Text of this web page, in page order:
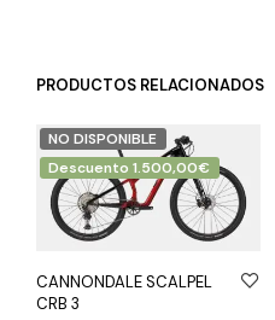
PRODUCTOS RELACIONADOS
NO DISPONIBLE
Descuento 1.500,00€
CANNONDALE SCALPEL
CRB 3